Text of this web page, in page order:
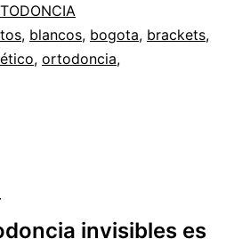
, blancos, bogota, brackets,
, ortodoncia,
invisibles es